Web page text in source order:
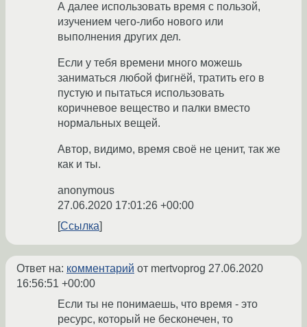
А далее использовать время с пользой,
изучением чего-либо нового или
выполнения других дел.
Если у тебя времени много можешь
заниматься любой фигнёй, тратить его в
пустую и пытаться использовать
коричневое вещество и палки вместо
нормальных вещей.
Автор, видимо, время своё не ценит, так же
как и ты.
anonymous
27.06.2020 17:01:26 +00:00
Ссылка
Ответ на: комментарий от mertvoprog 27.06.2020
16:56:51 +00:00
Если ты не понимаешь, что время - это
ресурс, который не бесконечен, то